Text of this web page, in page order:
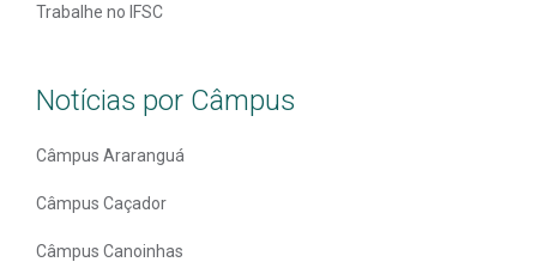
Trabalhe no IFSC
Notícias por Câmpus
Câmpus Araranguá
Câmpus Caçador
Câmpus Canoinhas